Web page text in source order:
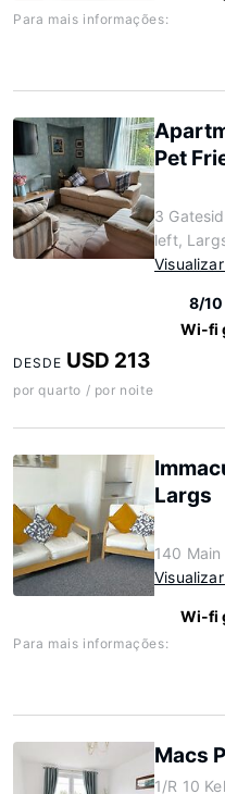
Para mais informações:
Pet
3
left,
8/10
Wi-fi
DESDE USD 213
por quarto / por noite
Largs
140
Wi-fi
Para mais informações:
Macs
1/R 10